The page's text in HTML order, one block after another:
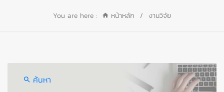
You are here : หน้าหลัก / งานวิจัย
ค้นหา